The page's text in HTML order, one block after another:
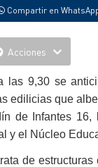
Compartir en
Acciones
las 9,30 se
edilicias que
de Infantes 16,
y el Núcleo
de